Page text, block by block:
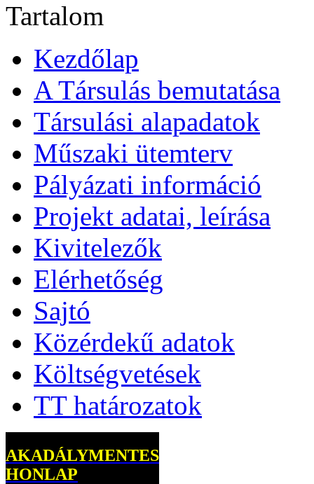
Tartalom
Kezdőlap
A Társulás bemutatása
Társulási alapadatok
Műszaki ütemterv
Pályázati információ
Projekt adatai, leírása
Kivitelezők
Elérhetőség
Sajtó
Közérdekű adatok
Költségvetések
TT határozatok
AKADÁLYMENTES
HONLAP